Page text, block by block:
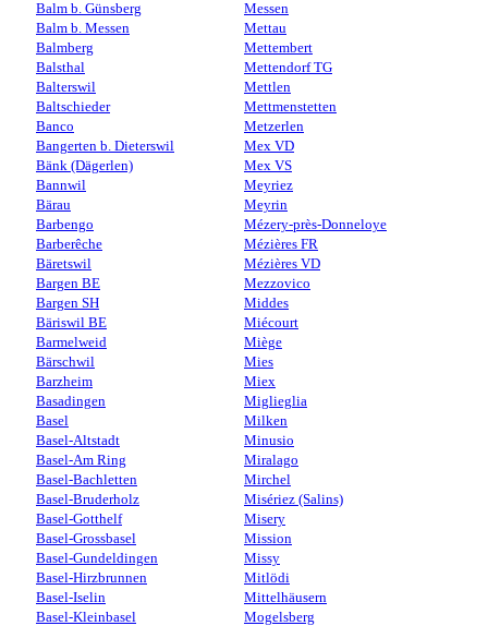
Balm b. Günsberg
Balm b. Messen
Balmberg
Balsthal
Balterswil
Baltschieder
Banco
Bangerten b. Dieterswil
Bänk (Dägerlen)
Bannwil
Bärau
Barbengo
Barberêche
Bäretswil
Bargen BE
Bargen SH
Bäriswil BE
Barmelweid
Bärschwil
Barzheim
Basadingen
Basel
Basel-Altstadt
Basel-Am Ring
Basel-Bachletten
Basel-Bruderholz
Basel-Gotthelf
Basel-Grossbasel
Basel-Gundeldingen
Basel-Hirzbrunnen
Basel-Iselin
Basel-Kleinbasel
Messen
Mettau
Mettembert
Mettendorf TG
Mettlen
Mettmenstetten
Metzerlen
Mex VD
Mex VS
Meyriez
Meyrin
Mézery-près-Donneloye
Mézières FR
Mézières VD
Mezzovico
Middes
Miécourt
Miège
Mies
Miex
Miglieglia
Milken
Minusio
Miralago
Mirchel
Misériez (Salins)
Misery
Mission
Missy
Mitlödi
Mittelhäusern
Mogelsberg